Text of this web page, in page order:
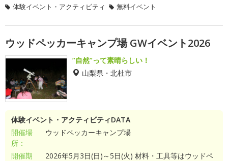
体験イベント・アクティビティ 無料イベント
ウッドペッカーキャンプ場 GWイベント2026
”自然”って素晴らしい！
山梨県・北杜市
体験イベント・アクティビティDATA
開催場
所：
ウッドペッカーキャンプ場
開催期
2026年5月3日(日)～5日(火) 材料・工具等はウッドペ